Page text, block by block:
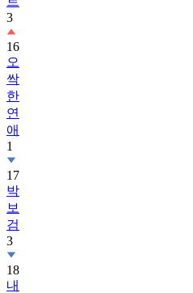
3
16
오
싹
한
연
애
1
17
박
보
검
3
18
내